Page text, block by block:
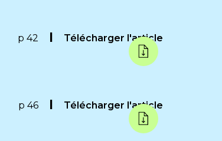
p 42 Télécharger l'article
p 46 Télécharger l'article